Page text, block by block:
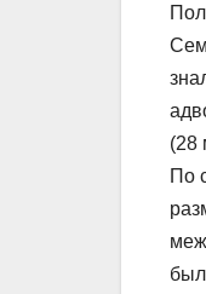
(28
По